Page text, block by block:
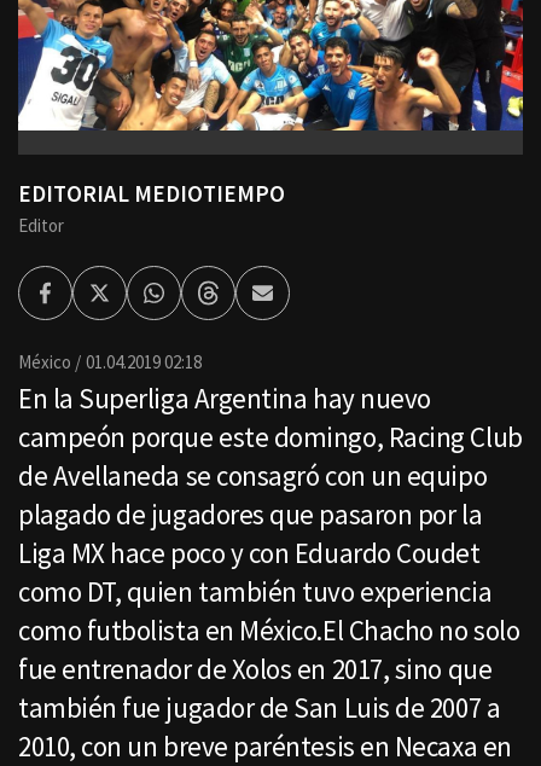
EDITORIAL MEDIOTIEMPO
Editor
FacebookTwitterWhatsappThreadsEnviar
por
México 01.04.2019 02:18
En la Superliga Argentina hay nuevo
campeón porque este domingo, Racing Club
de Avellaneda se consagró con un equipo
plagado de jugadores que pasaron por la
Liga MX hace poco y con Eduardo Coudet
como DT, quien también tuvo experiencia
como futbolista en México.El Chacho no solo
fue entrenador de Xolos en 2017, sino que
también fue jugador de San Luis de 2007 a
2010, con un breve paréntesis en Necaxa en